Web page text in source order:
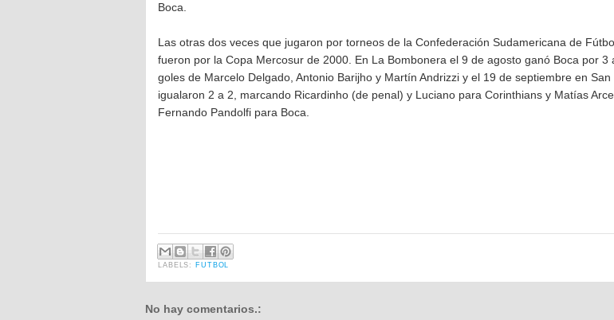
Boca.
Las otras dos veces que jugaron por torneos de la Confederación Sudamericana de
fueron por la Copa Mercosur de 2000. En La Bombonera el 9 de agosto ganó Boca por 3
goles de Marcelo Delgado, Antonio Barijho y Martín Andrizzi y el 19 de septiembre en San
igualaron 2 a 2, marcando Ricardinho (de penal) y Luciano para Corinthians y Matías
Fernando Pandolfi para Boca.
LABELS: FUTBOL
No hay comentarios.: